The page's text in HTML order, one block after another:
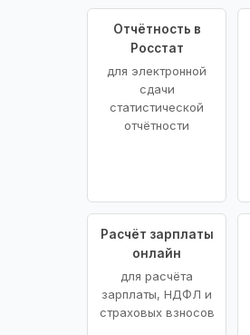
Отчётность в
Росстат
для электронной
сдачи
статистической
отчётности
Расчёт зарплаты
онлайн
для расчёта
зарплаты, НДФЛ и
страховых взносов